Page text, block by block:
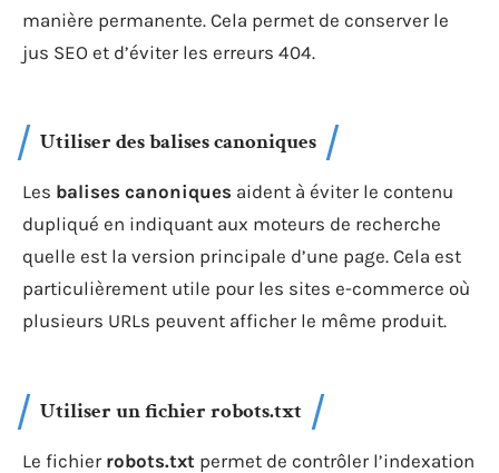
manière permanente. Cela permet de conserver le
jus SEO et d’éviter les erreurs 404.
Utiliser des balises canoniques
Les balises canoniques aident à éviter le contenu
dupliqué en indiquant aux moteurs de recherche
quelle est la version principale d’une page. Cela est
particulièrement utile pour les sites e-commerce où
plusieurs URLs peuvent afficher le même produit.
Utiliser un fichier robots.txt
Le fichier robots.txt permet de contrôler l’indexation